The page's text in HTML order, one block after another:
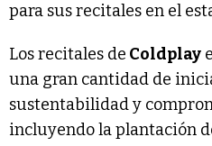
para sus recitales en el
Los recitales de Coldplay
una gran cantidad de
sustentabilidad y
incluyendo la plantación